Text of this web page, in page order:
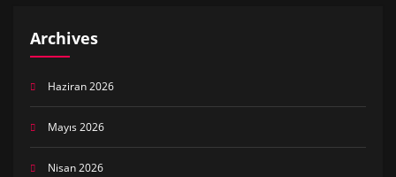
Archives
Haziran 2026
Mayıs 2026
Nisan 2026